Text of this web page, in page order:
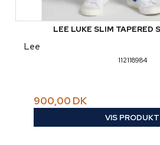
LEE LUKE SLIM TAPERED
Lee
112118984
900,00 DK
VIS PRODUKT